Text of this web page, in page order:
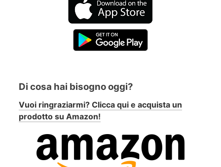
Di cosa hai bisogno oggi?
Vuoi ringraziarmi? Clicca qui e acquista un
prodotto su Amazon!